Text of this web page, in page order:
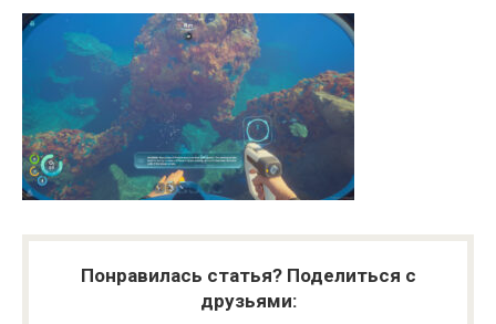
Понравилась статья? Поделиться с
друзьями: